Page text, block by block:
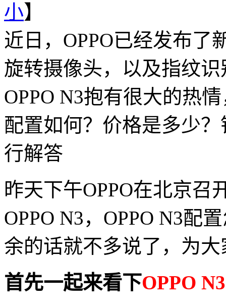
小】
近日，OPPO已经发布了
旋转摄像头，以及指纹
OPPO N3抱有很大的热
配置如何？价格是多少
行解答
昨天下午OPPO在北京召
OPPO N3，OPPO N3配
余的话就不多说了，为
首先一起来看下OPPO